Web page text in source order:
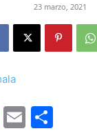
23 marzo, 2021
WhatsApp
Email